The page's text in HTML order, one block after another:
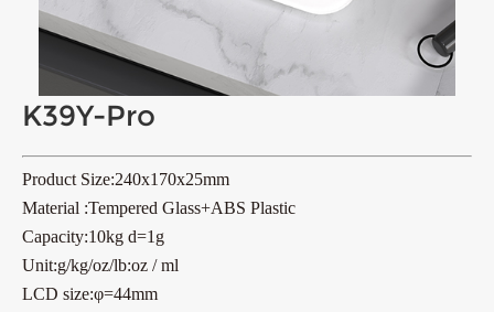
K39Y-Pro
Product Size:240x170x25mm
Material :Tempered Glass+ABS Plastic
Capacity:10kg d=1g
Unit:g/kg/oz/lb:oz / ml
LCD size:φ=44mm